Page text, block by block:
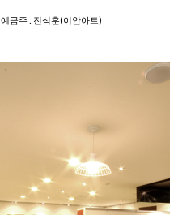
예금주 : 진석훈(이안아트)